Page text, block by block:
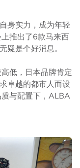
身实力，成为年轻
推出了6款马来西
疑是个好消息。
低，日本品牌肯定
卓越的都市人而设
与配置下，ALBA